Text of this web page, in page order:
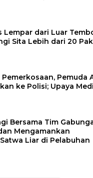
Lempar dari Luar
Sita Lebih dari 20
Pemuda
ke Polisi; Upaya
Bersama Tim
Mengamankan
Liar di Pelabuhan